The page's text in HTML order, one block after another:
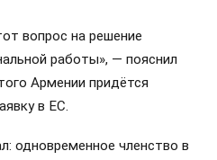
вопрос на решение
работы», — пояснил
Армении придётся
в ЕС.
одновременное членство в